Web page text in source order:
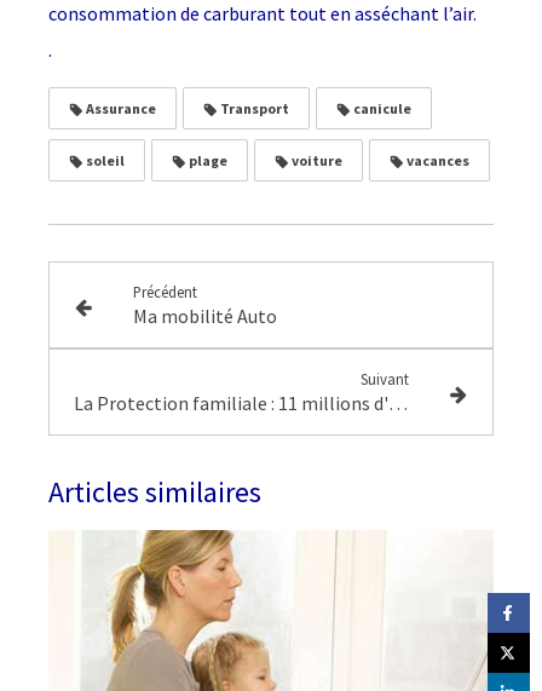
consommation de carburant tout en asséchant l’air.
.
Assurance Transport canicule
soleil plage voiture vacances
Précédent
Ma mobilité Auto
Suivant
La Protection familiale : 11 millions d'accidents de la vie courante chaque année, comment avez-vous prévu de protéger vos proches ?
Articles similaires